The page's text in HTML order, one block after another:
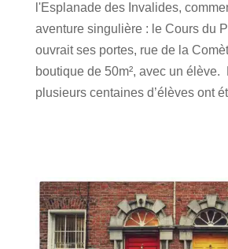
l'Esplanade des Invalides,
aventure singulière : le Cours du
ouvrait ses portes, rue de la
boutique de 50m², avec un élève.
plusieurs centaines d’élèves ont